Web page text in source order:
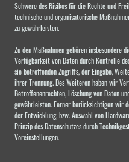
Schwere des Risikos für die Rechte und
technische und organisatorische
zu gewährleisten.
Zu den Maßnahmen gehören
Verfügbarkeit von Daten durch Kontrolle
sie betreffenden Zugriffs, der Eingabe,
ihrer Trennung. Des Weiteren haben wir
Betroffenenrechten, Löschung von Daten
gewährleisten. Ferner berücksichtigen wir
der Entwicklung, bzw. Auswahl von
Prinzip des Datenschutzes durch
Voreinstellungen.